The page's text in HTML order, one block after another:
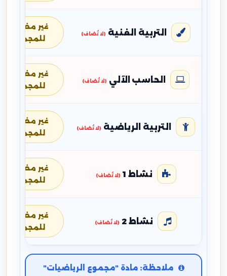
التربية الفنية (لا تُضاف)
غير مضافة
للمجموع
الحاسب الآلي (لا تُضاف)
غير مضافة
للمجموع
التربية الرياضية (لا تُضاف)
غير مضافة
للمجموع
نشاط 1 (لا تُضاف)
غير مضافة
للمجموع
نشاط 2 (لا تُضاف)
غير مضافة
للمجموع
ملاحظة: مادة "مجموع الرياضيات"